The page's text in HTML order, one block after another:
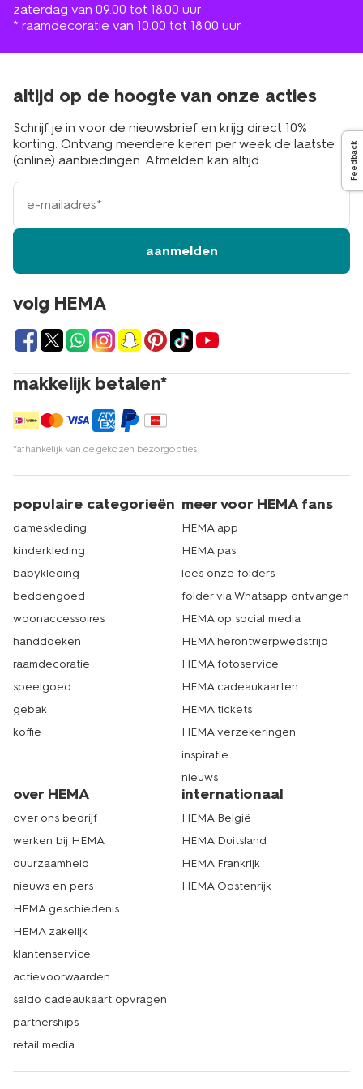
zaterdag van 09.00 tot 18.00 uur
* raamdecoratie van 10.00 tot 18.00 uur
volg HEMA
makkelijk betalen*
*afhankelijk van de gekozen bezorgopties
altijd op de hoogte van onze acties
Schrijf je in voor de nieuwsbrief en krijg direct 10%
korting. Ontvang meerdere keren per week de laatste
(online) aanbiedingen. Afmelden kan altijd.
e-
mailadres
aanmelden
populaire categorieën
dameskleding
kinderkleding
babykleding
beddengoed
woonaccessoires
handdoeken
raamdecoratie
speelgoed
gebak
koffie
meer voor HEMA fans
HEMA app
HEMA pas
lees onze folders
folder via Whatsapp ontvangen
HEMA op social media
HEMA herontwerpwedstrijd
HEMA fotoservice
HEMA cadeaukaarten
HEMA tickets
HEMA verzekeringen
inspiratie
nieuws
over HEMA
over ons bedrijf
werken bij HEMA
duurzaamheid
nieuws en pers
HEMA geschiedenis
HEMA zakelijk
klantenservice
actievoorwaarden
saldo cadeaukaart opvragen
partnerships
retail media
internationaal
HEMA België
HEMA Duitsland
HEMA Frankrijk
HEMA Oostenrijk
Feedback